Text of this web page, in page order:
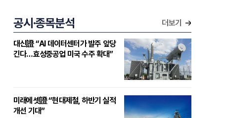
공시·종목분석 더보기
대신證 “AI 데이터센터가 발주 앞당
긴다…효성중공업 미국 수주 확대”
미래에셋證 “현대제철, 하반기 실적
개선 기대”